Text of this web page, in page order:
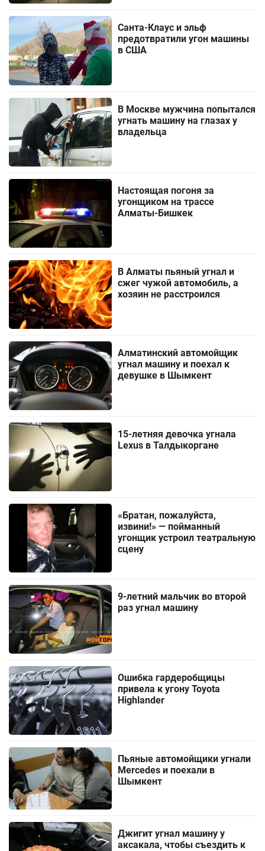
Санта-Клаус и эльф
предотвратили угон машины
в США
В Москве мужчина попытался
угнать машину на глазах у
владельца
Настоящая погоня за
угонщиком на трассе
Алматы-Бишкек
В Алматы пьяный угнал и
сжег чужой автомобиль, а
хозяин не расстроился
Алматинский автомойщик
угнал машину и поехал к
девушке в Шымкент
15-летняя девочка угнала
Lexus в Талдыкоргане
«Братан, пожалуйста,
извини!» — пойманный
угонщик устроил театральную
сцену
9-летний мальчик во второй
раз угнал машину
Ошибка гардеробщицы
привела к угону Toyota
Highlander
Пьяные автомойщики угнали
Mercedes и поехали в
Шымкент
Джигит угнал машину у
аксакала, чтобы съездить к